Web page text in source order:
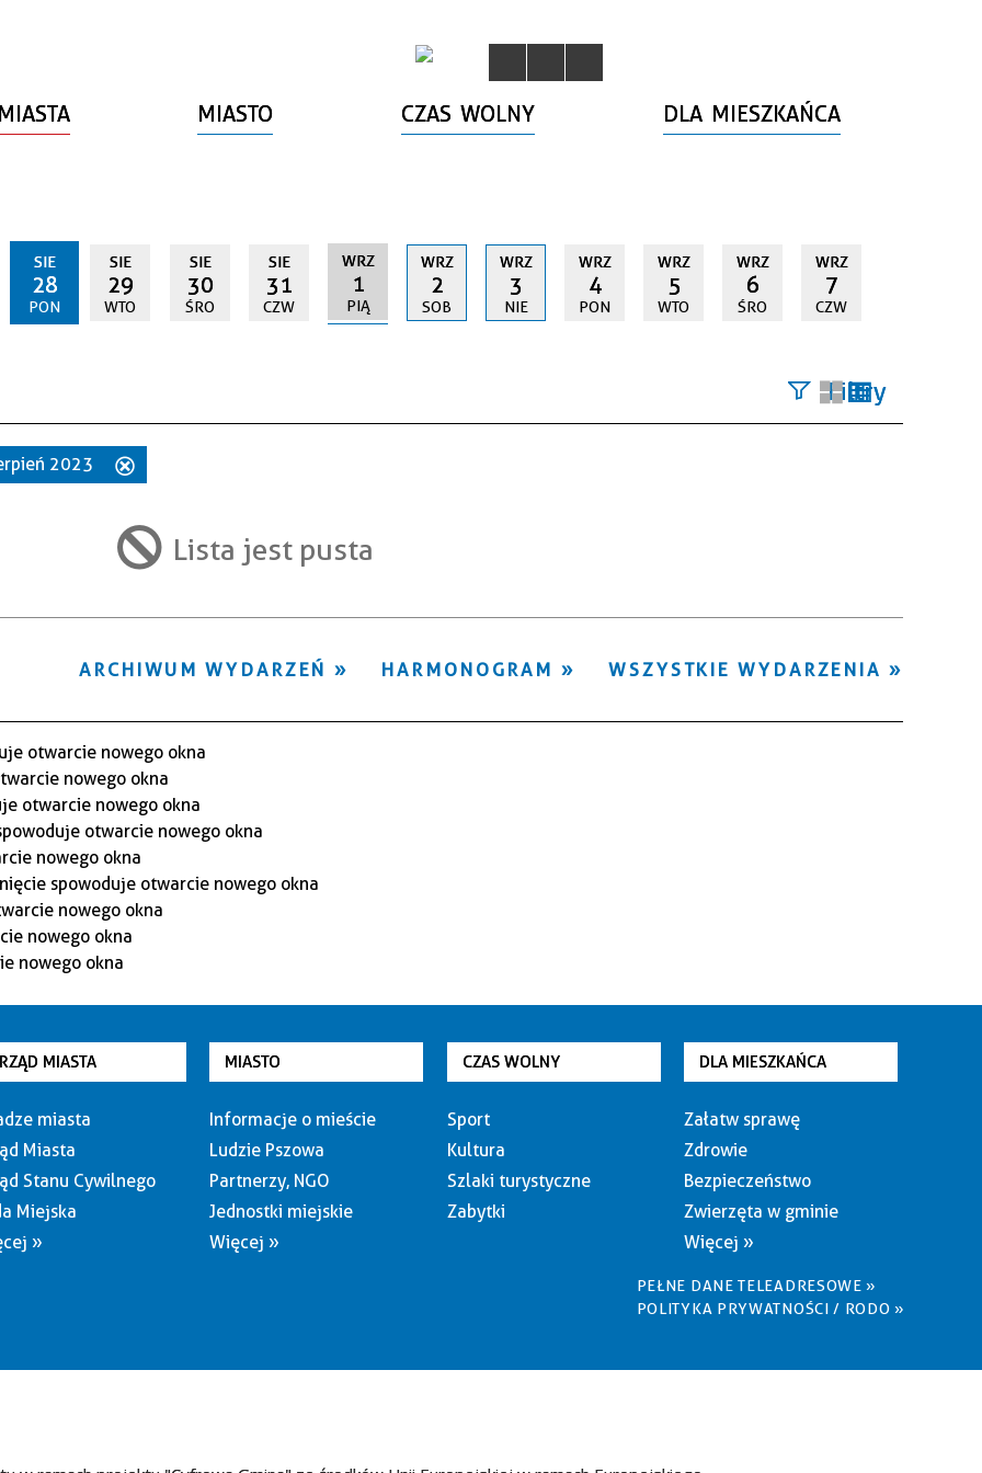
MIASTO CZAS WOLNY DLA MIESZKAŃCA
SIE
28
PON
SIE
29
WTO
SIE
30
ŚRO
SIE
31
CZW
WRZ
1
PIĄ
WRZ
2
SOB
WRZ
3
NIE
WRZ
4
PON
WRZ
5
WTO
WRZ
6
ŚRO
WRZ
7
CZW
Filtry
Miejsce
2023
filtr
Lista jest pusta
WSZYSTKIE WYDARZENIA
HARMONOGRAM
ARCHIWUM WYDARZEŃ
MIASTA
miasta
Miasta
Stanu Cywilnego
Miejska
»
MIASTO
Informacje o mieście
Ludzie Pszowa
Partnerzy, NGO
Jednostki miejskie
Więcej »
CZAS WOLNY
Sport
Kultura
Szlaki turystyczne
Zabytki
DLA MIESZKAŃCA
Załatw sprawę
Zdrowie
Bezpieczeństwo
Zwierzęta w gminie
Więcej »
PEŁNE DANE TELEADRESOWE »
POLITYKA PRYWATNOŚCI / RODO »